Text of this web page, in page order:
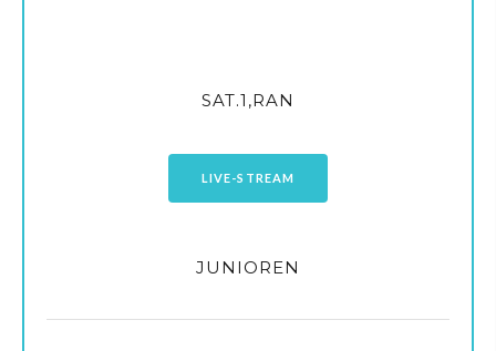
SAT.1,RAN
LIVE-STREAM
JUNIOREN